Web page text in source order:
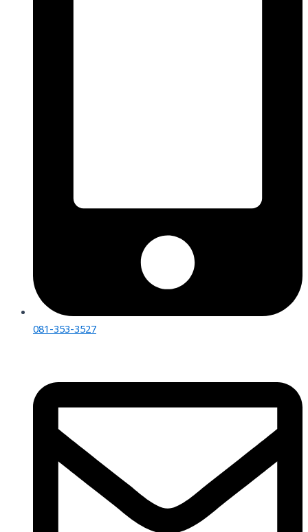
081-353-3527